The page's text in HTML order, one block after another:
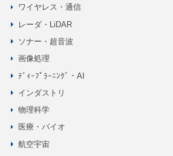
ワイヤレス・通信
レーダ・LiDAR
ソナー・超音波
画像処理
ﾃﾞｨｰﾌﾟﾗｰﾆﾝｸﾞ・AI
インダストリ
物理科学
医療・バイオ
航空宇宙